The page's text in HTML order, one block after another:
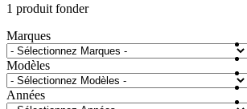
1 produit fonder
Marques
Modèles
Années